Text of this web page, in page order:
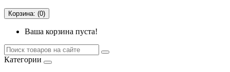
Корзина: (0)
Ваша корзина пуста!
Категории